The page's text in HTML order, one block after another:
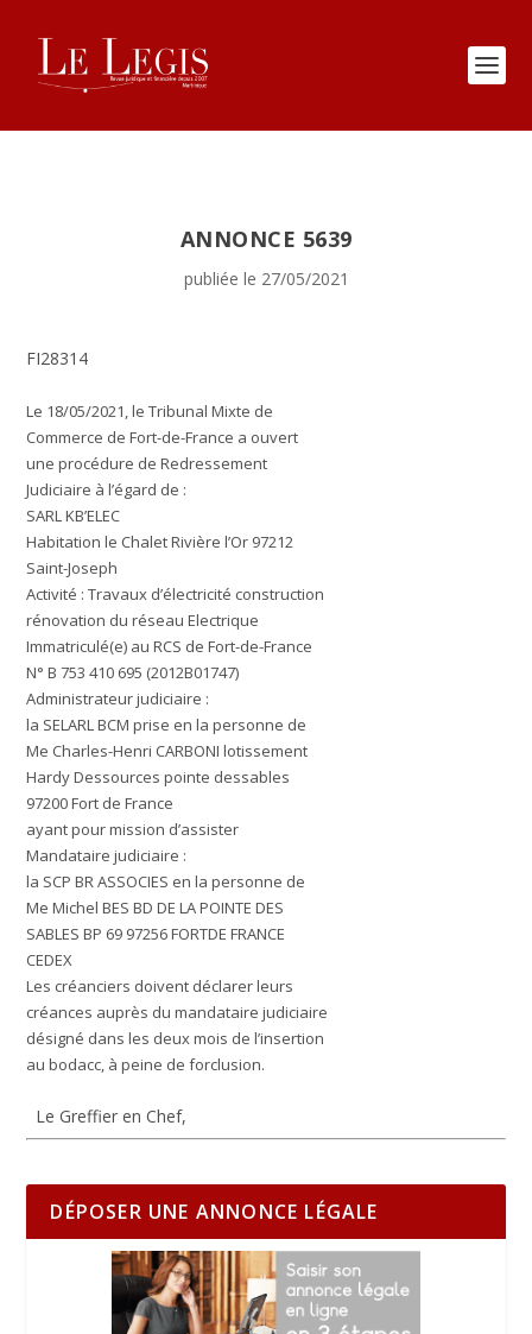
ANNONCE 5639
publiée le 27/05/2021
FI28314
Le 18/05/2021, le Tribunal Mixte de
Commerce de Fort-de-France a ouvert
une procédure de Redressement
Judiciaire à l’égard de :
SARL KB’ELEC
Habitation le Chalet Rivière l’Or 97212
Saint-Joseph
Activité : Travaux d’électricité construction
rénovation du réseau Electrique
Immatriculé(e) au RCS de Fort-de-France
N° B 753 410 695 (2012B01747)
Administrateur judiciaire :
la SELARL BCM prise en la personne de
Me Charles-Henri CARBONI lotissement
Hardy Dessources pointe dessables
97200 Fort de France
ayant pour mission d’assister
Mandataire judiciaire :
la SCP BR ASSOCIES en la personne de
Me Michel BES BD DE LA POINTE DES
SABLES BP 69 97256 FORTDE FRANCE
CEDEX
Les créanciers doivent déclarer leurs
créances auprès du mandataire judiciaire
désigné dans les deux mois de l’insertion
au bodacc, à peine de forclusion.
Le Greffier en Chef,
DÉPOSER UNE ANNONCE LÉGALE